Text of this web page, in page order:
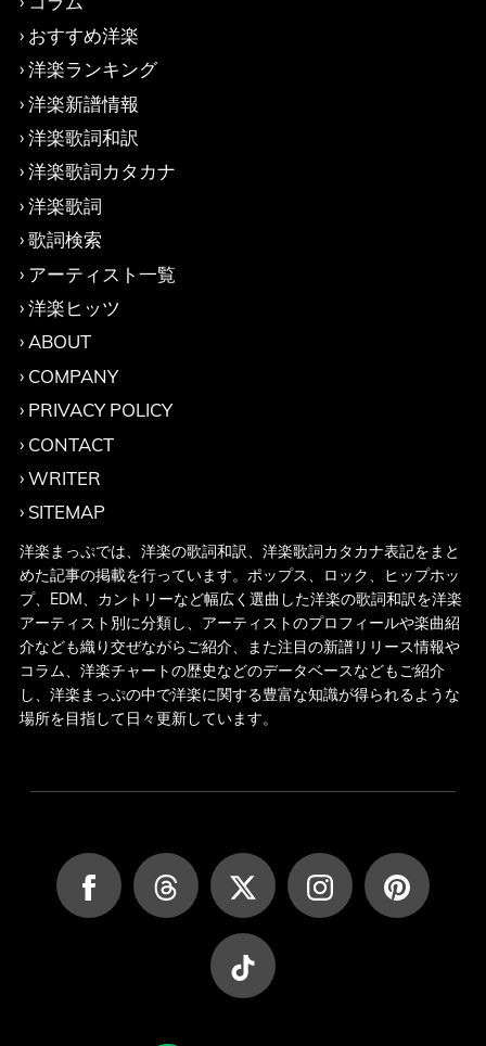
おすすめ洋楽
洋楽ランキング
洋楽新譜情報
洋楽歌詞和訳
洋楽歌詞カタカナ
洋楽歌詞
歌詞検索
アーティスト一覧
洋楽ヒッツ
ABOUT
COMPANY
PRIVACY POLICY
CONTACT
WRITER
SITEMAP
洋楽まっぷでは、洋楽の歌詞和訳、洋楽歌詞カタカナ表記をまと
めた記事の掲載を行っています。ポップス、ロック、ヒップホッ
プ、EDM、カントリーなど幅広く選曲した洋楽の歌詞和訳を洋楽
アーティスト別に分類し、アーティストのプロフィールや楽曲紹
介なども織り交ぜながらご紹介、また注目の新譜リリース情報や
コラム、洋楽チャートの歴史などのデータベースなどもご紹介
し、洋楽まっぷの中で洋楽に関する豊富な知識が得られるような
場所を目指して日々更新しています。